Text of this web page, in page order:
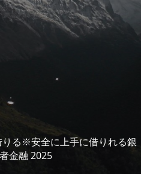
る※安全に上手に借りれる銀
金融 2025